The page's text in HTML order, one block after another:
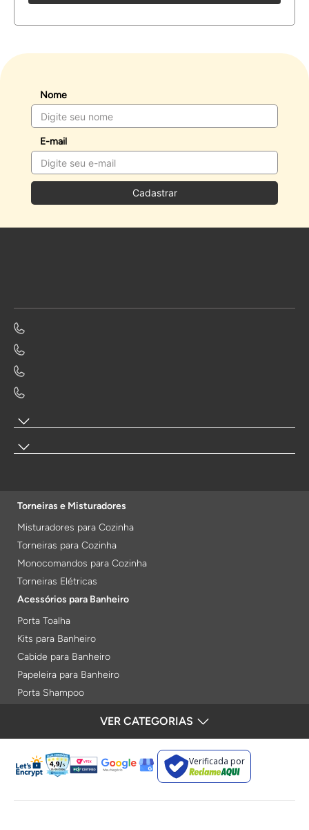
Nome
E-mail
Cadastrar
Torneiras e Misturadores
Misturadores para Cozinha
Torneiras para Cozinha
Monocomandos para Cozinha
Torneiras Elétricas
Acessórios para Banheiro
Porta Toalha
Kits para Banheiro
Cabide para Banheiro
Papeleira para Banheiro
Porta Shampoo
Gabinetes para Banheiro
VER CATEGORIAS
Verificada por